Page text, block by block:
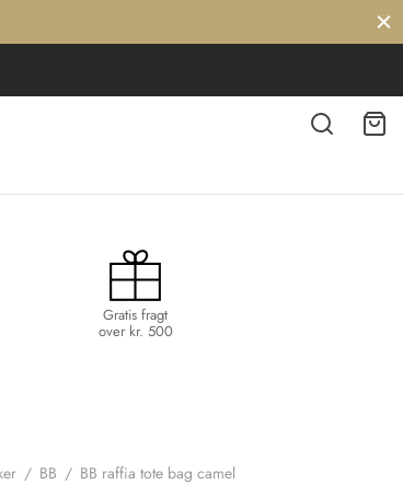
Gratis fragt
over kr. 500
/ BB / BB raffia tote bag camel